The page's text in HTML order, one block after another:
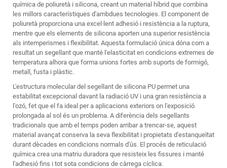
química de poliuretà i silicona, creant un material híbrid que combina
les millors característiques d'ambdues tecnologies. El component de
poliuretà proporciona una excel·lent adhesió i resistència a la ruptura,
mentre que els elements de silicona aporten una superior resistència
als intemperismes i flexibilitat. Aquesta formulació única dóna com a
resultat un segellant que manté l'elasticitat en condicions extremes de
temperatura alhora que forma unions fortes amb suports de formigó,
metall, fusta i plàstic.
L'estructura molecular del segellant de silicona PU permet una
estabilitat excepcional davant la radiació UV i una gran resistència a
l'ozó, fet que el fa ideal per a aplicacions exteriors on l'exposició
prolongada al sol és un problema. A diferència dels segellants
tradicionals que amb el temps poden arribar a trencar-se, aquest
material avançat conserva la seva flexibilitat i propietats d'estanqueïtat
durant dècades en condicions normals d'ús. El procés de reticulació
química crea una matriu duradora que resisteix les fissures i manté
l'adhesió fins i tot sota condicions de càrrega cíclica.